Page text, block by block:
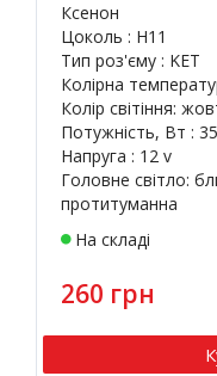
Ксенон
Цоколь : H11
Тип роз'єму : KET
Колірна
Колір світіння:
Потужність, Вт :
Напруга : 12 v
Головне світло:
протитуманна
На складі
260 грн